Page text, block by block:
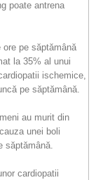
poate antrena
pe săptămână
la 35% al unui
ischemice,
pe săptămână.
au murit din
unei boli
săptămână.
cardiopatii